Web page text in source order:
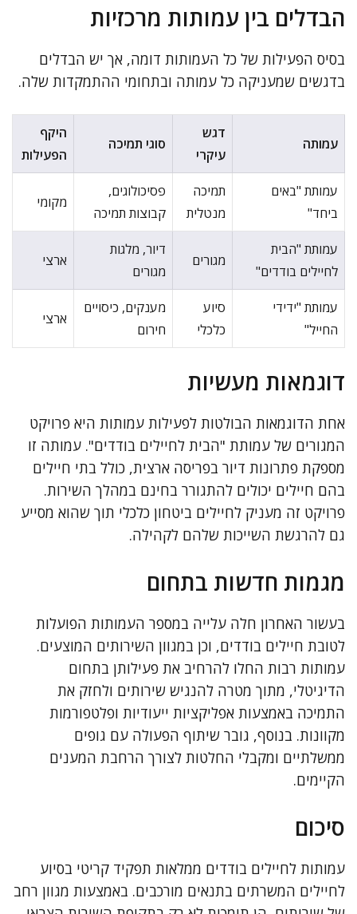
הבדלים בין עמותות מרכזיות
בסיס הפעילות של כל העמותות דומה, אך יש הבדלים
בדגשים שמעניקה כל עמותה ובתחומי ההתמקדות שלה.
עמותה
דגש
עיקרי
סוגי תמיכה
היקף
הפעילות
עמותת "באים
ביחד"
תמיכה
מנטלית
פסיכולוגים,
קבוצות תמיכה
מקומי
עמותת "הבית
לחיילים בודדים"
מגורים
דיור, מלגות
מגורים
ארצי
עמותת "ידידי
החייל"
סיוע
כלכלי
מענקים, כיסויים
חירום
ארצי
דוגמאות מעשיות
אחת הדוגמאות הבולטות לפעילות עמותות היא פרויקט
המגורים של עמותת "הבית לחיילים בודדים". עמותה זו
מספקת פתרונות דיור בפריסה ארצית, כולל בתי חיילים
בהם חיילים יכולים להתגורר בחינם במהלך השירות.
פרויקט זה מעניק לחיילים ביטחון כלכלי תוך שהוא מסייע
גם להרגשת השייכות שלהם לקהילה.
מגמות חדשות בתחום
בעשור האחרון חלה עלייה במספר העמותות הפועלות
לטובת חיילים בודדים, וכן במגוון השירותים המוצעים.
עמותות רבות החלו להרחיב את פעילותן בתחום
הדיגיטלי, מתוך מטרה להנגיש שירותים ולחזק את
התמיכה באמצעות אפליקציות ייעודיות ופלטפורמות
מקוונות. בנוסף, גובר שיתוף הפעולה עם גופים
ממשלתיים ומקבלי החלטות לצורך הרחבת המענים
הקיימים.
סיכום
עמותות לחיילים בודדים ממלאות תפקיד קריטי בסיוע
לחיילים המשרתים בתנאים מורכבים. באמצעות מגוון רחב